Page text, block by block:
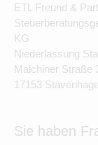
ETL Freund &
KG
Niederlassung
Malchiner Straße
17153
Sie haben